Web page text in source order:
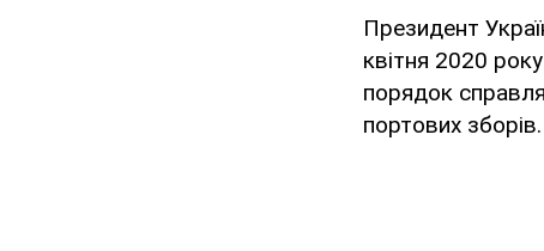
Президент
квітня 2020
порядок
портових зборів.